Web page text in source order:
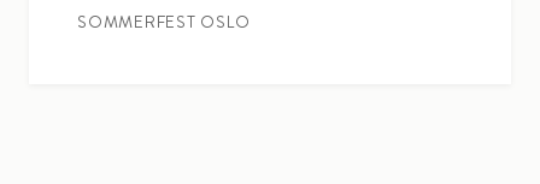
SOMMERFEST OSLO